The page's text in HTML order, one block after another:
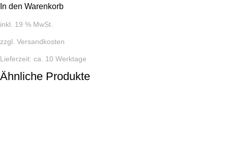
In den Warenkorb
inkl. 19 % MwSt.
zzgl. Versandkosten
Lieferzeit: ca. 10 Werktage
Ähnliche Produkte